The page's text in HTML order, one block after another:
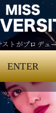
トがプロデュ
ENTER